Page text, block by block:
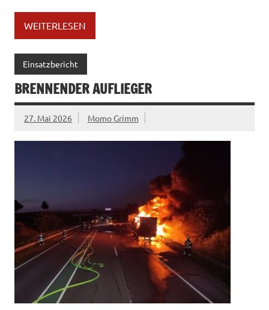
WEITERLESEN
Einsatzbericht
BRENNENDER AUFLIEGER
27. Mai 2026 Momo Grimm